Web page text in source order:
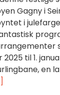
Gagny i
i
til 1.
en